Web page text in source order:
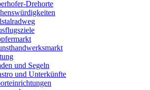
Drehorte
und Segeln
und Unterkünfte